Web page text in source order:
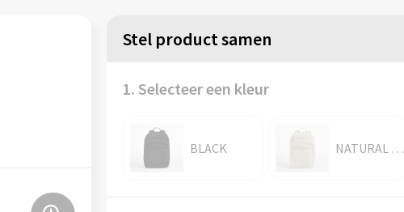
Stel product samen
1. Selecteer een kleur
BLACK NATURAL STONE